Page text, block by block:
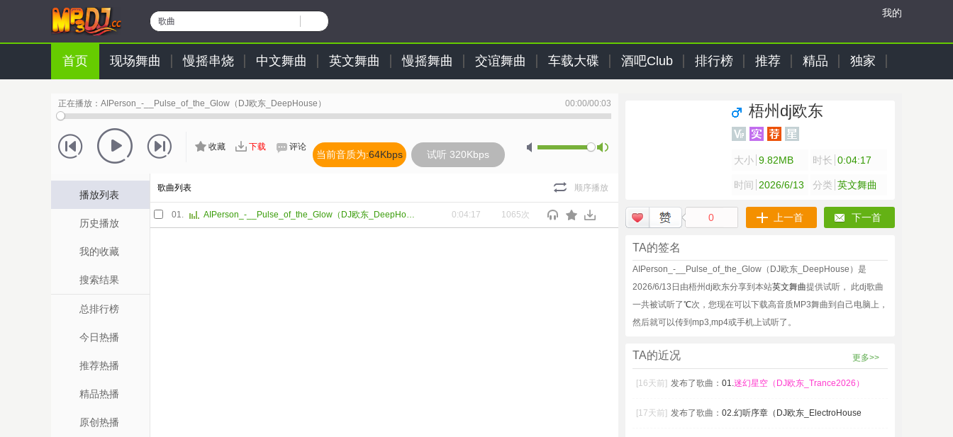
歌曲
我的
首页 现场舞曲 慢摇串烧 中文舞曲 英文舞曲 慢摇舞曲 交谊舞曲 车载大碟 酒吧Club 排行榜 推荐 精品 独家
正在播放： AIPerson_-__Pulse_of_the_Glow（DJ欧东_DeepHouse） 00:00/00:03
收藏 下载 评论
当前音质为:64Kbps 试听 320Kbps
播放列表
历史播放
我的收藏
搜索结果
总排行榜
今日热播
推荐热播
精品热播
原创热播
歌曲列表 顺序播放
01. AIPerson_-__Pulse_of_the_Glow（DJ欧东_DeepHouse） 0:04:17 1065次
梧州dj欧东
大小 9.82MB 时长 0:04:17
时间 2026/6/13 分类 英文舞曲
0 上一首 下一首
TA的签名
AIPerson_-__Pulse_of_the_Glow（DJ欧东_DeepHouse）是
2026/6/13日由梧州dj欧东分享到本站英文舞曲提供试听， 此dj歌曲
一共被试听了℃次，您现在可以下载高音质MP3舞曲到自己电脑上，
然后就可以传到mp3,mp4或手机上试听了。
TA的近况 更多>>
[16天前] 发布了歌曲： 01.迷幻星空（DJ欧东_Trance2026）
[17天前] 发布了歌曲： 02.幻听序章（DJ欧东_ElectroHouse